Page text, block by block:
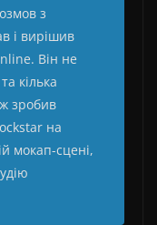
з
і вирішив
Він не
кілька
зробив
на
мокап-сцені,